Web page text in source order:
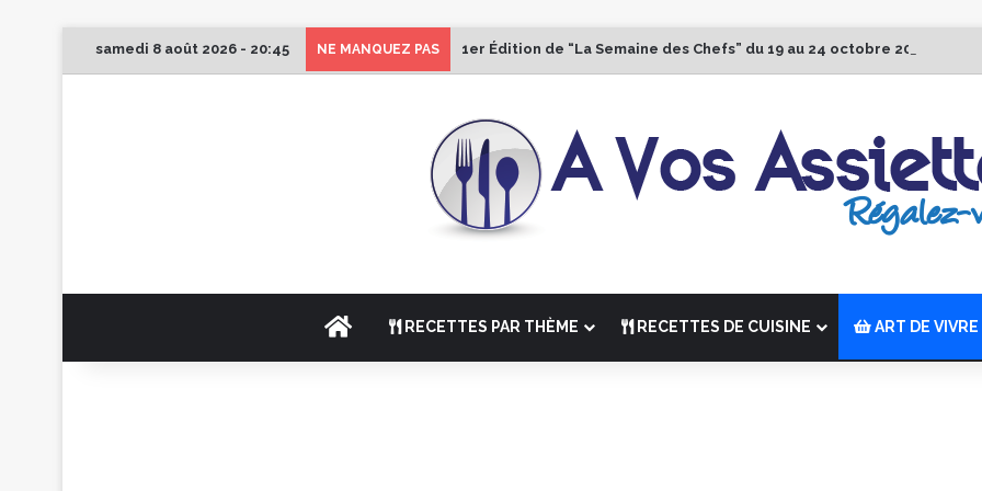
samedi 8 août 2026 - 20:45 NE MANQUEZ PAS 1er Édition de “La Semaine des Chefs” du 19 au 24 octobre 2026
ACCUEILRECETTES PAR THÈME RECETTES DE CUISINE ART DE VIVRE